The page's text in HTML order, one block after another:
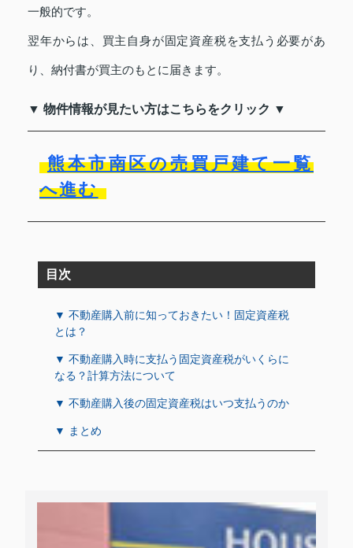
一般的です。
翌年からは、買主自身が固定資産税を支払う必要があ
り、納付書が買主のもとに届きます。
▼ 物件情報が見たい方はこちらをクリック ▼
熊本市南区の売買戸建て一覧
へ進む
目次
▼ 不動産購入前に知っておきたい！固定資産税
とは？
▼ 不動産購入時に支払う固定資産税がいくらに
なる？計算方法について
▼ 不動産購入後の固定資産税はいつ支払うのか
▼ まとめ